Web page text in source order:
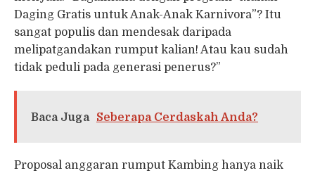
Daging Gratis untuk Anak-Anak Karnivora”? Itu
sangat populis dan mendesak daripada
melipatgandakan rumput kalian! Atau kau sudah
tidak peduli pada generasi penerus?”
Baca Juga Seberapa Cerdaskah Anda?
Proposal anggaran rumput Kambing hanya naik